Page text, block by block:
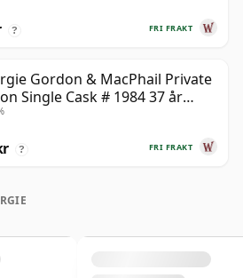
FRI FRAKT
?
Gordon & MacPhail Private
Single Cask # 1984 37 år
FRI FRAKT
?